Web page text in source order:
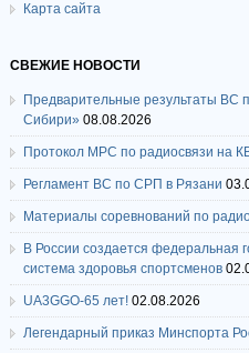
Карта сайта
СВЕЖИЕ НОВОСТИ
Предварительные результаты ВС
Сибири» 08.08.2026
Протокол МРС по радиосвязи на
Регламент ВС по СРП в Рязани
Материалы соревнований по
В России создается федеральная
система здоровья спортсменов
UA3GGO-65 лет! 02.08.2026
Легендарный приказ Минспорта